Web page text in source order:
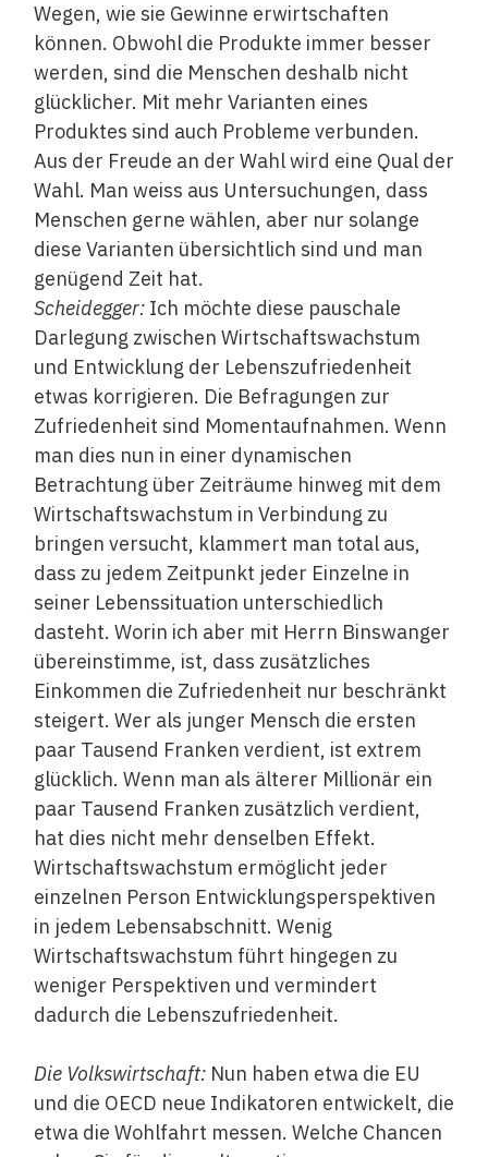
Wegen, wie sie Gewinne erwirtschaften
können. Obwohl die Produkte immer besser
werden, sind die Menschen deshalb nicht
glücklicher. Mit mehr Varianten eines
Produktes sind auch Probleme verbunden.
Aus der Freude an der Wahl wird eine Qual der
Wahl. Man weiss aus Untersuchungen, dass
Menschen gerne wählen, aber nur solange
diese Varianten übersichtlich sind und man
genügend Zeit hat.
Scheidegger:Ich möchte diese pauschale
Darlegung zwischen Wirtschaftswachstum
und Entwicklung der Lebenszufriedenheit
etwas korrigieren. Die Befragungen zur
Zufriedenheit sind Momentaufnahmen. Wenn
man dies nun in einer dynamischen
Betrachtung über Zeiträume hinweg mit dem
Wirtschaftswachstum in Verbindung zu
bringen versucht, klammert man total aus,
dass zu jedem Zeitpunkt jeder Einzelne in
seiner Lebenssituation unterschiedlich
dasteht. Worin ich aber mit Herrn Binswanger
übereinstimme, ist, dass zusätzliches
Einkommen die Zufriedenheit nur beschränkt
steigert. Wer als junger Mensch die ersten
paar Tausend Franken verdient, ist extrem
glücklich. Wenn man als älterer Millionär ein
paar Tausend Franken zusätzlich verdient,
hat dies nicht mehr denselben Effekt.
Wirtschaftswachstum ermöglicht jeder
einzelnen Person Entwicklungsperspektiven
in jedem Lebensabschnitt. Wenig
Wirtschaftswachstum führt hingegen zu
weniger Perspektiven und vermindert
dadurch die Lebenszufriedenheit.
Die Volkswirtschaft:Nun haben etwa die EU
und die OECD neue Indikatoren entwickelt, die
etwa die Wohlfahrt messen. Welche Chancen